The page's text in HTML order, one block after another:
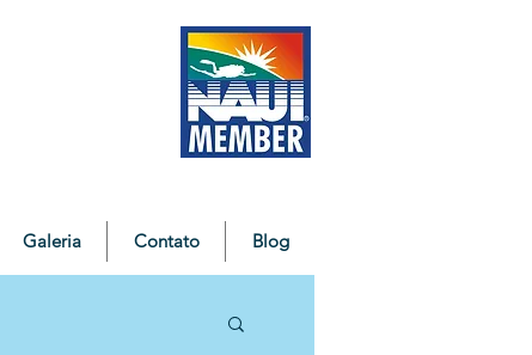
Galeria Contato Blog